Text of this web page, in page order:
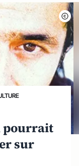
pourrait
sur